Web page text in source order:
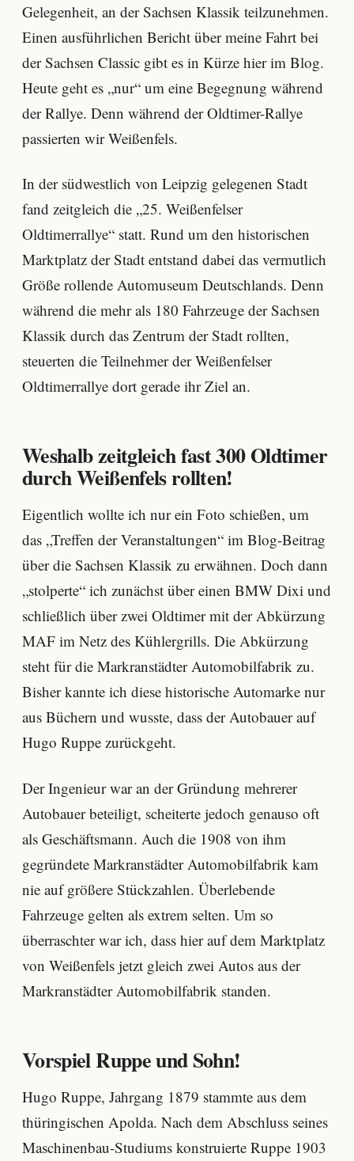
Gelegenheit, an der Sachsen Klassik teilzunehmen.
Einen ausführlichen Bericht über meine Fahrt bei
der Sachsen Classic gibt es in Kürze hier im Blog.
Heute geht es „nur“ um eine Begegnung während
der Rallye. Denn während der Oldtimer-Rallye
passierten wir Weißenfels.
In der südwestlich von Leipzig gelegenen Stadt
fand zeitgleich die „25. Weißenfelser
Oldtimerrallye“ statt. Rund um den historischen
Marktplatz der Stadt entstand dabei das vermutlich
Größe rollende Automuseum Deutschlands. Denn
während die mehr als 180 Fahrzeuge der Sachsen
Klassik durch das Zentrum der Stadt rollten,
steuerten die Teilnehmer der Weißenfelser
Oldtimerrallye dort gerade ihr Ziel an.
Weshalb zeitgleich fast 300 Oldtimer
durch Weißenfels rollten!
Eigentlich wollte ich nur ein Foto schießen, um
das „Treffen der Veranstaltungen“ im Blog-Beitrag
über die Sachsen Klassik zu erwähnen. Doch dann
„stolperte“ ich zunächst über einen BMW Dixi und
schließlich über zwei Oldtimer mit der Abkürzung
MAF im Netz des Kühlergrills. Die Abkürzung
steht für die Markranstädter Automobilfabrik zu.
Bisher kannte ich diese historische Automarke nur
aus Büchern und wusste, dass der Autobauer auf
Hugo Ruppe zurückgeht.
Der Ingenieur war an der Gründung mehrerer
Autobauer beteiligt, scheiterte jedoch genauso oft
als Geschäftsmann. Auch die 1908 von ihm
gegründete Markranstädter Automobilfabrik kam
nie auf größere Stückzahlen. Überlebende
Fahrzeuge gelten als extrem selten. Um so
überraschter war ich, dass hier auf dem Marktplatz
von Weißenfels jetzt gleich zwei Autos aus der
Markranstädter Automobilfabrik standen.
Vorspiel Ruppe und Sohn!
Hugo Ruppe, Jahrgang 1879 stammte aus dem
thüringischen Apolda. Nach dem Abschluss seines
Maschinenbau-Studiums konstruierte Ruppe 1903